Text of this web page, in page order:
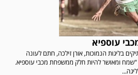
עוספיא
בליגות הנמוכות, אורן זילכה, חתם לעונה
"שמח ומאושר להיות חלק ממשפחת מכבי עוספיא.